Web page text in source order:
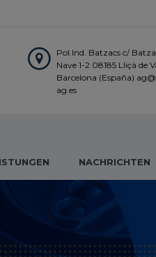
Pol.Ind. Batzacs c/
Nave 1-2 08185 Lliçà de
Barcelona (España)
ag.es
NACHRICHTEN